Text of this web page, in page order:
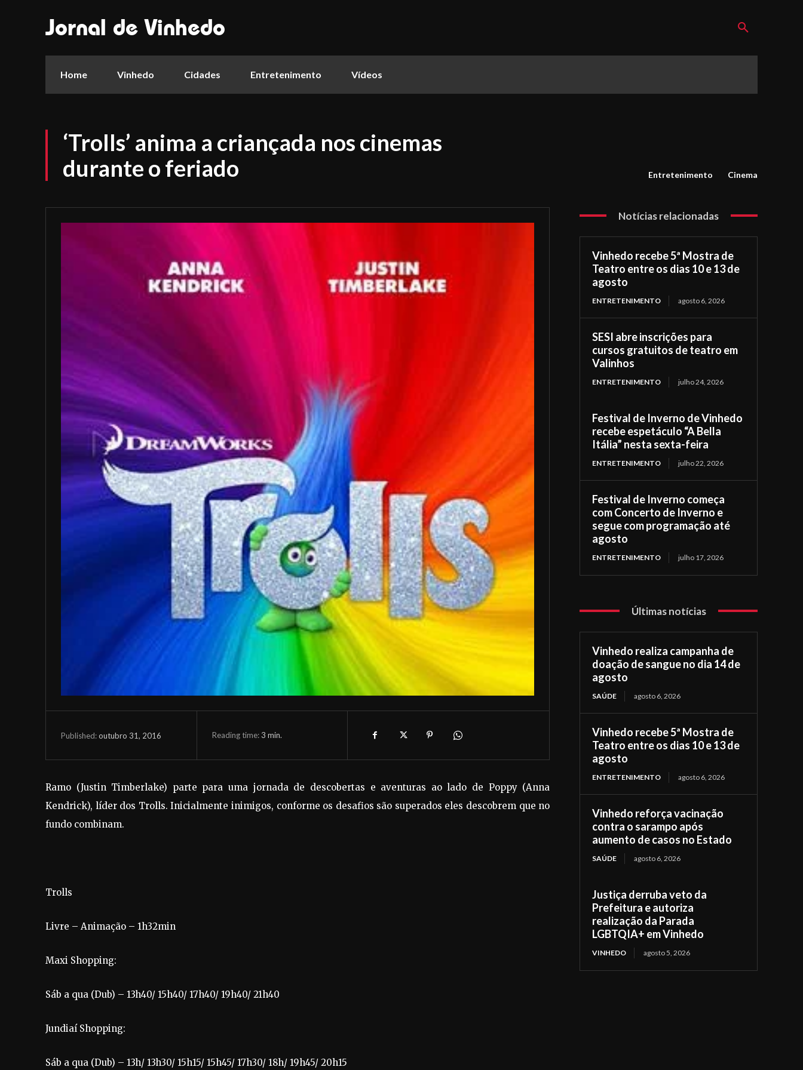
Jornal de Vinhedo
Home Vinhedo Cidades Entretenimento Vídeos
‘Trolls’ anima a criançada nos cinemas
durante o feriado
Entretenimento Cinema
Published:outubro 31, 2016 Reading time:3 min.
Ramo (Justin Timberlake) parte para uma jornada de descobertas e aventuras ao lado de Poppy (Anna
Kendrick), líder dos Trolls. Inicialmente inimigos, conforme os desafios são superados eles descobrem que no
fundo combinam.
Trolls
Livre – Animação – 1h32min
Maxi Shopping:
Sáb a qua (Dub) – 13h40/ 15h40/ 17h40/ 19h40/ 21h40
Jundiaí Shopping:
Sáb a qua (Dub) – 13h/ 13h30/ 15h15/ 15h45/ 17h30/ 18h/ 19h45/ 20h15
Notícias relacionadas
Vinhedo recebe 5ª Mostra de
Teatro entre os dias 10 e 13 de
agosto
ENTRETENIMENTO agosto 6, 2026
SESI abre inscrições para
cursos gratuitos de teatro em
Valinhos
ENTRETENIMENTO julho 24, 2026
Festival de Inverno de Vinhedo
recebe espetáculo “A Bella
Itália” nesta sexta-feira
ENTRETENIMENTO julho 22, 2026
Festival de Inverno começa
com Concerto de Inverno e
segue com programação até
agosto
ENTRETENIMENTO julho 17, 2026
Últimas notícias
Vinhedo realiza campanha de
doação de sangue no dia 14 de
agosto
SAÚDE agosto 6, 2026
Vinhedo recebe 5ª Mostra de
Teatro entre os dias 10 e 13 de
agosto
ENTRETENIMENTO agosto 6, 2026
Vinhedo reforça vacinação
contra o sarampo após
aumento de casos no Estado
SAÚDE agosto 6, 2026
Justiça derruba veto da
Prefeitura e autoriza
realização da Parada
LGBTQIA+ em Vinhedo
VINHEDO agosto 5, 2026